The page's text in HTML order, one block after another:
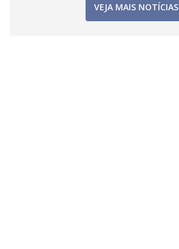
VEJA MAIS NOTÍCIAS